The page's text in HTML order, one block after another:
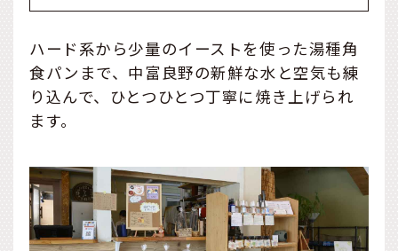
ハード系から少量のイーストを使った湯種角
食パンまで、中富良野の新鮮な水と空気も練
り込んで、ひとつひとつ丁寧に焼き上げられ
ます。